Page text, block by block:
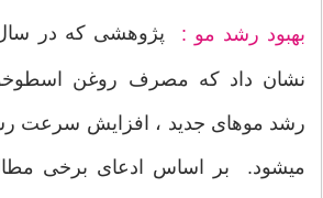
بهبود رشد مو :
نشان داد که مصرف روغن
رشد موهای جدید ، افزایش سرعت
میشود. بر اساس ادعای برخی